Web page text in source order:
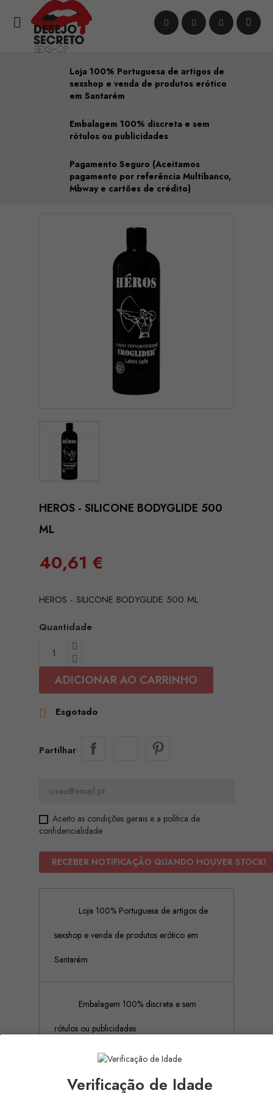

Loja 100% Portuguesa de artigos de
sexshop e venda de produtos erótico
em Santarém
Embalagem 100% discreta e sem
rótulos ou publicidades
Pagamento Seguro (Aceitamos
pagamento por referência Multibanco,
Mbway e cartões de crédito)
HEROS - SILICONE BODYGLIDE 500
ML
40,61 €
HEROS - SILICONE BODYGLIDE 500 ML
Quantidade
ADICIONAR AO CARRINHO
 Esgotado
Partilhar
Aceito as condições gerais e a política de
confidencialidade
RECEBER NOTIFICAÇÃO QUANDO HOUVER STOCK!
Loja 100% Portuguesa de artigos de
sexshop e venda de produtos erótico em
Santarém
Embalagem 100% discreta e sem
rótulos ou publicidades
Verificação de Idade